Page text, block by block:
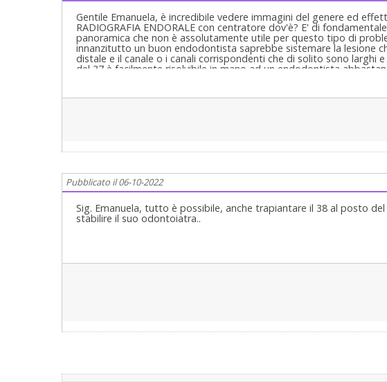
Gentile Emanuela, è incredibile vedere immagini del genere ed
RADIOGRAFIA ENDORALE con centratore dov'è? E' di
panoramica che non è assolutamente utile per questo tipo di
innanzitutto un buon endodontista saprebbe sistemare la lesione
distale e il canale o i canali corrispondenti che di solito sono larghi
del 37 è facilmente risolvibile in mano ad un endodontista
vedo aasolutamente il motivo di estrarlo anche perchè spostare
vuole un consiglio? Si rivolga ad un ottimo dentista non a quelli
social etc. Lo cerchi anche su questo sito.Il dot. Passaretti le ha
e che sarà sicuramente in grado di risolvere in maniera eccellente
Pubblicato il 06-10-2022
Sig. Emanuela, tutto è possibile, anche trapiantare il 38 al posto
stabilire il suo odontoiatra..